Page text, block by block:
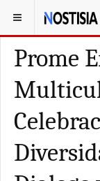
YOU ARE HERE:
Prome